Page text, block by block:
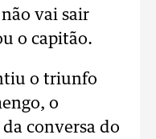
vai sair
o capitão.
o triunfo
o
conversa do